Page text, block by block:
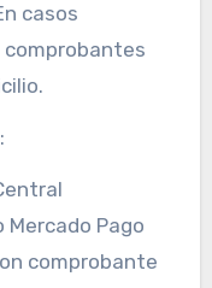
casos
comprobantes
Pago
comprobante